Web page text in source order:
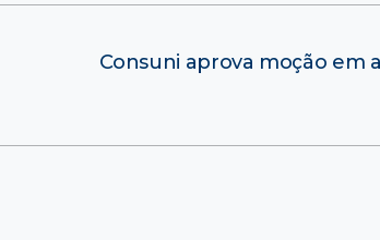
Consuni aprova moção em